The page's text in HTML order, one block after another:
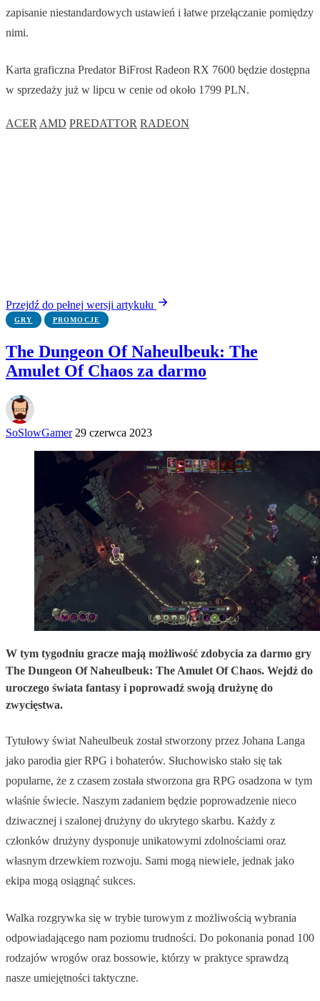
zapisanie niestandardowych ustawień i łatwe przełączanie pomiędzy
nimi.
Karta graficzna Predator BiFrost Radeon RX 7600 będzie dostępna
w sprzedaży już w lipcu w cenie od około 1799 PLN.
ACERAMD PREDATTOR RADEON
Przejdź do pełnej wersji artykułu
GRY PROMOCJE
The Dungeon Of Naheulbeuk: The
Amulet Of Chaos za darmo
SoSlowGamer 29 czerwca 2023
W tym tygodniu gracze mają możliwość zdobycia za darmo gry
The Dungeon Of Naheulbeuk: The Amulet Of Chaos. Wejdź do
uroczego świata fantasy i poprowadź swoją drużynę do
zwycięstwa.
Tytułowy świat Naheulbeuk został stworzony przez Johana Langa
jako parodia gier RPG i bohaterów. Słuchowisko stało się tak
popularne, że z czasem została stworzona gra RPG osadzona w tym
właśnie świecie. Naszym zadaniem będzie poprowadzenie nieco
dziwacznej i szalonej drużyny do ukrytego skarbu. Każdy z
członków drużyny dysponuje unikatowymi zdolnościami oraz
własnym drzewkiem rozwoju. Sami mogą niewiele, jednak jako
ekipa mogą osiągnąć sukces.
Walka rozgrywka się w trybie turowym z możliwością wybrania
odpowiadającego nam poziomu trudności. Do pokonania ponad 100
rodzajów wrogów oraz bossowie, którzy w praktyce sprawdzą
nasze umiejętności taktyczne.